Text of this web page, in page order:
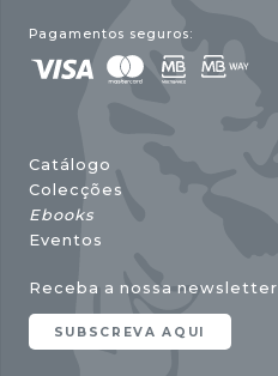
Pagamentos seguros:
Catálogo
Colecções
Ebooks
Eventos
Receba a nossa newsletter
SUBSCREVA AQUI